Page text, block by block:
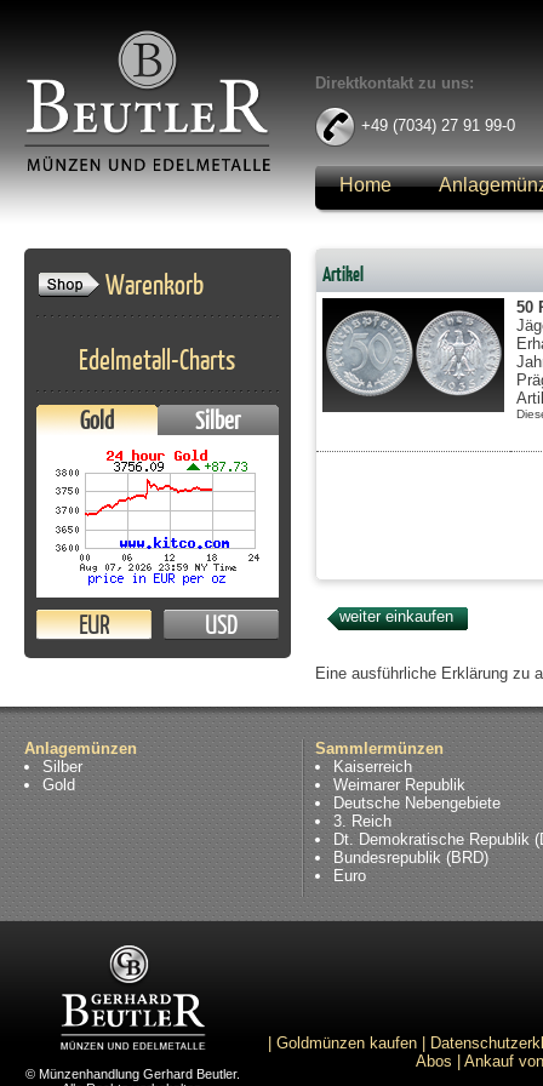
Direktkontakt zu uns:
+49 (7034) 27 91 99-0
Home
Warenkorb
Edelmetall-Charts
Gold Silber
EUR USD
Artikel
50
Eine ausführliche Erklärung zu
Anlagemünzen
Silber
Gold
Sammlermünzen
Kaiserreich
Weimarer Republik
Deutsche Nebengebiete
3. Reich
Dt. Demokratische Republik
Bundesrepublik (BRD)
Euro
© Münzenhandlung Gerhard Beutler.
Goldmünzen kaufen
Abos
Ankauf